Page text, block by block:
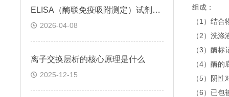
ELISA（酶联免疫吸附测定）试剂盒原理类型检测方法
2026-04-08
离子交换层析的核心原理是什么
2025-12-15
组成：
（1）结
（2）洗
（3）酶
（4）酶的
（5）阴
（6）已